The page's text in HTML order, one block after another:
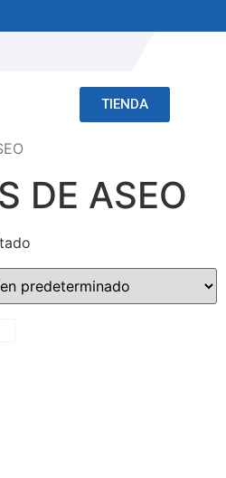
TIENDA
DE ASEO